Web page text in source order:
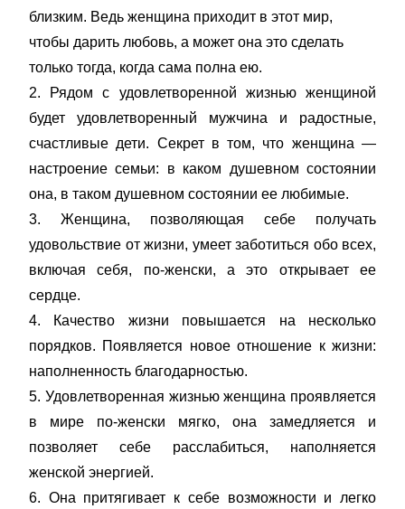
близким. Ведь женщина приходит в этот мир,
чтобы дарить любовь, а может она это сделать
только тогда, когда сама полна ею.
2. Рядом с удовлетворенной жизнью женщиной
будет удовлетворенный мужчина и радостные,
счастливые дети. Секрет в том, что женщина —
настроение семьи: в каком душевном состоянии
она, в таком душевном состоянии ее любимые.
3. Женщина, позволяющая себе получать
удовольствие от жизни, умеет заботиться обо всех,
включая себя, по-женски, а это открывает ее
сердце.
4. Качество жизни повышается на несколько
порядков. Появляется новое отношение к жизни:
наполненность благодарностью.
5. Удовлетворенная жизнью женщина проявляется
в мире по-женски мягко, она замедляется и
позволяет себе расслабиться, наполняется
женской энергией.
6. Она притягивает к себе возможности и легко